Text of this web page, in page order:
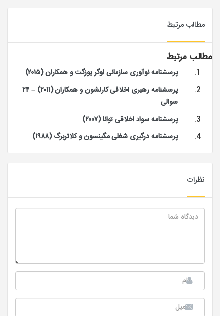
مطالب مرتبط
مطالب مرتبط
پرسشنامه نوآوری سازمانی اوگر یوزگت و همکاران (۲۰۱۵)
پرسشنامه رهبری اخلاقی کارلشون و همکاران (۲۰۱۱) – ۲۴
سوالی
پرسشنامه سواد اخلاقی توانا (۲۰۰۷)
پرسشنامه درگیری شغلی مگینسون و کلاتربرگ (۱۹۸۸)
نظرات